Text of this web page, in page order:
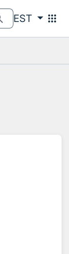
EST apps